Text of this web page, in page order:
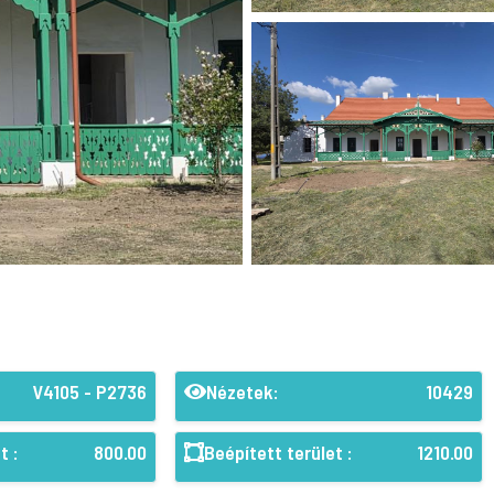
V4105 - P2736 Nézetek: 10429
: 800.00 Beépített terület : 1210.00